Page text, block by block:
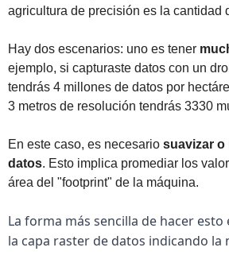
agricultura de precisión es la cantidad
Hay dos escenarios: uno es tener
ejemplo, si capturaste datos con un
tendrás 4 millones de datos por
3 metros de resolución tendrás 3330
En este caso, es necesario suavizar o
datos. Esto implica promediar los
área del "footprint" de la máquina.
La forma más sencilla de hacer esto
la capa raster de datos indicando la